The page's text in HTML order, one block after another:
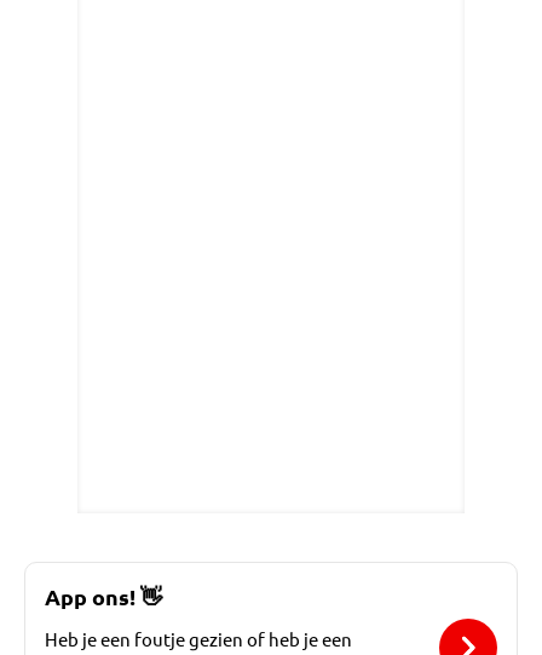
App ons! 👋
Heb je een foutje gezien of heb je een